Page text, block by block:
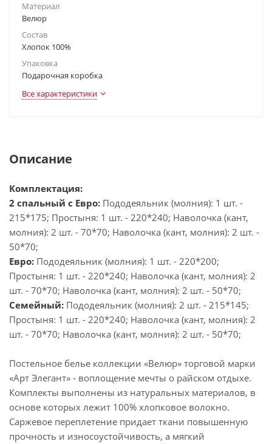
Материал
Велюр
Состав
Хлопок 100%
Упаковка
Подарочная коробка
Все характеристики
Описание
Комплектация:
2 спальный с Евро: Пододеяльник (молния): 1 шт. -
215*175; Простыня: 1 шт. - 220*240; Наволочка (кант,
молния): 2 шт. - 70*70; Наволочка (кант, молния): 2 шт. -
50*70;
Евро: Пододеяльник (молния): 1 шт. - 220*200;
Простыня: 1 шт. - 220*240; Наволочка (кант, молния): 2
шт. - 70*70; Наволочка (кант, молния): 2 шт. - 50*70;
Семейный: Пододеяльник (молния): 2 шт. - 215*145;
Простыня: 1 шт. - 220*240; Наволочка (кант, молния): 2
шт. - 70*70; Наволочка (кант, молния): 2 шт. - 50*70;
Постельное белье коллекции «Велюр» торговой марки
«Арт Элегант» - воплощение мечты о райском отдыхе.
Комплекты выполнены из натуральных материалов, в
основе которых лежит 100% хлопковое волокно.
Саржевое переплетение придает ткани повышенную
прочность и износоустойчивость, а мягкий